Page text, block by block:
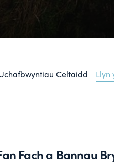
Celtaidd Llyn
Fach a Bannau